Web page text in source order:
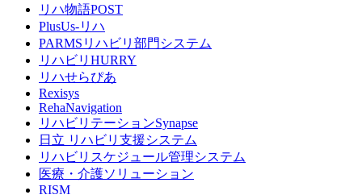
リハ物語POST
PlusUs-リハ
PARMSリハビリ部門システム
リハビリHURRY
リハせらぴあ
Rexisys
RehaNavigation
リハビリテーションSynapse
日立 リハビリ支援システム
リハビリスケジュール管理システム
医療・介護ソリューション
RISM